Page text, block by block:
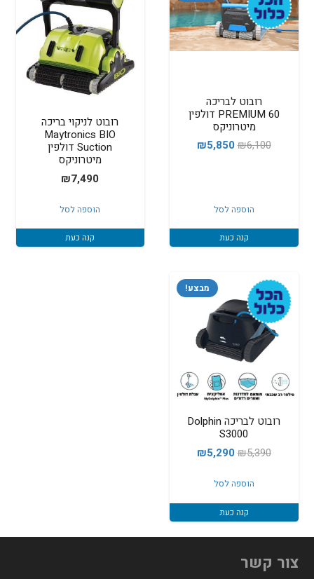
רובוט לבריכה
PREMIUM 60 דולפין
מיטרוניקס
₪6,100
המחיר₪5,850
הוספה לסל
קנה כעת
רובוט לניקוי בריכה
Maytronics BIO
Suction דולפין
מיטרוניקס
₪7,490
הוספה לסל
קנה כעת
מבצע!
רובוט לבריכה Dolphin
S3000
₪5,390
המחיר
היה:
₪5,390.
₪5,290
₪5,290.
הוספה לסל
קנה כעת
צור קשר